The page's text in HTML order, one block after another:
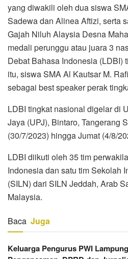
yang diwakili oleh dua siswa
Sadewa dan Alinea Aftizi, serta
Gajah Niluh Alaysia Desna
medali perunggu atau juara 3
Debat Bahasa Indonesia (LDBI)
itu, siswa SMA Al Kautsar M.
sebagai best speaker perak
LDBI tingkat nasional digelar di
Jaya (UPJ), Bintaro, Tangerang
(30/7/2023) hingga Jumat (4/8/
LDBI diikuti oleh 35 tim
Indonesia dan satu tim Sekolah
(SILN) dari SILN Jeddah, Arab
Malaysia.
Baca Juga
Keluarga Pengurus PWI